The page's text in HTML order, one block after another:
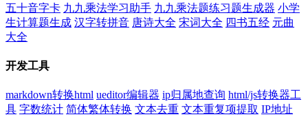
五十音字卡 九九乘法学习助手 九九乘法题练习题生成器 小学
生计算题生成 汉字转拼音 唐诗大全 宋词大全 四书五经 元曲
大全
开发工具
markdown转换html ueditor编辑器 ip归属地查询 html/js转换器工
具 字数统计 简体繁体转换 文本去重 文本重复项提取 IP地址